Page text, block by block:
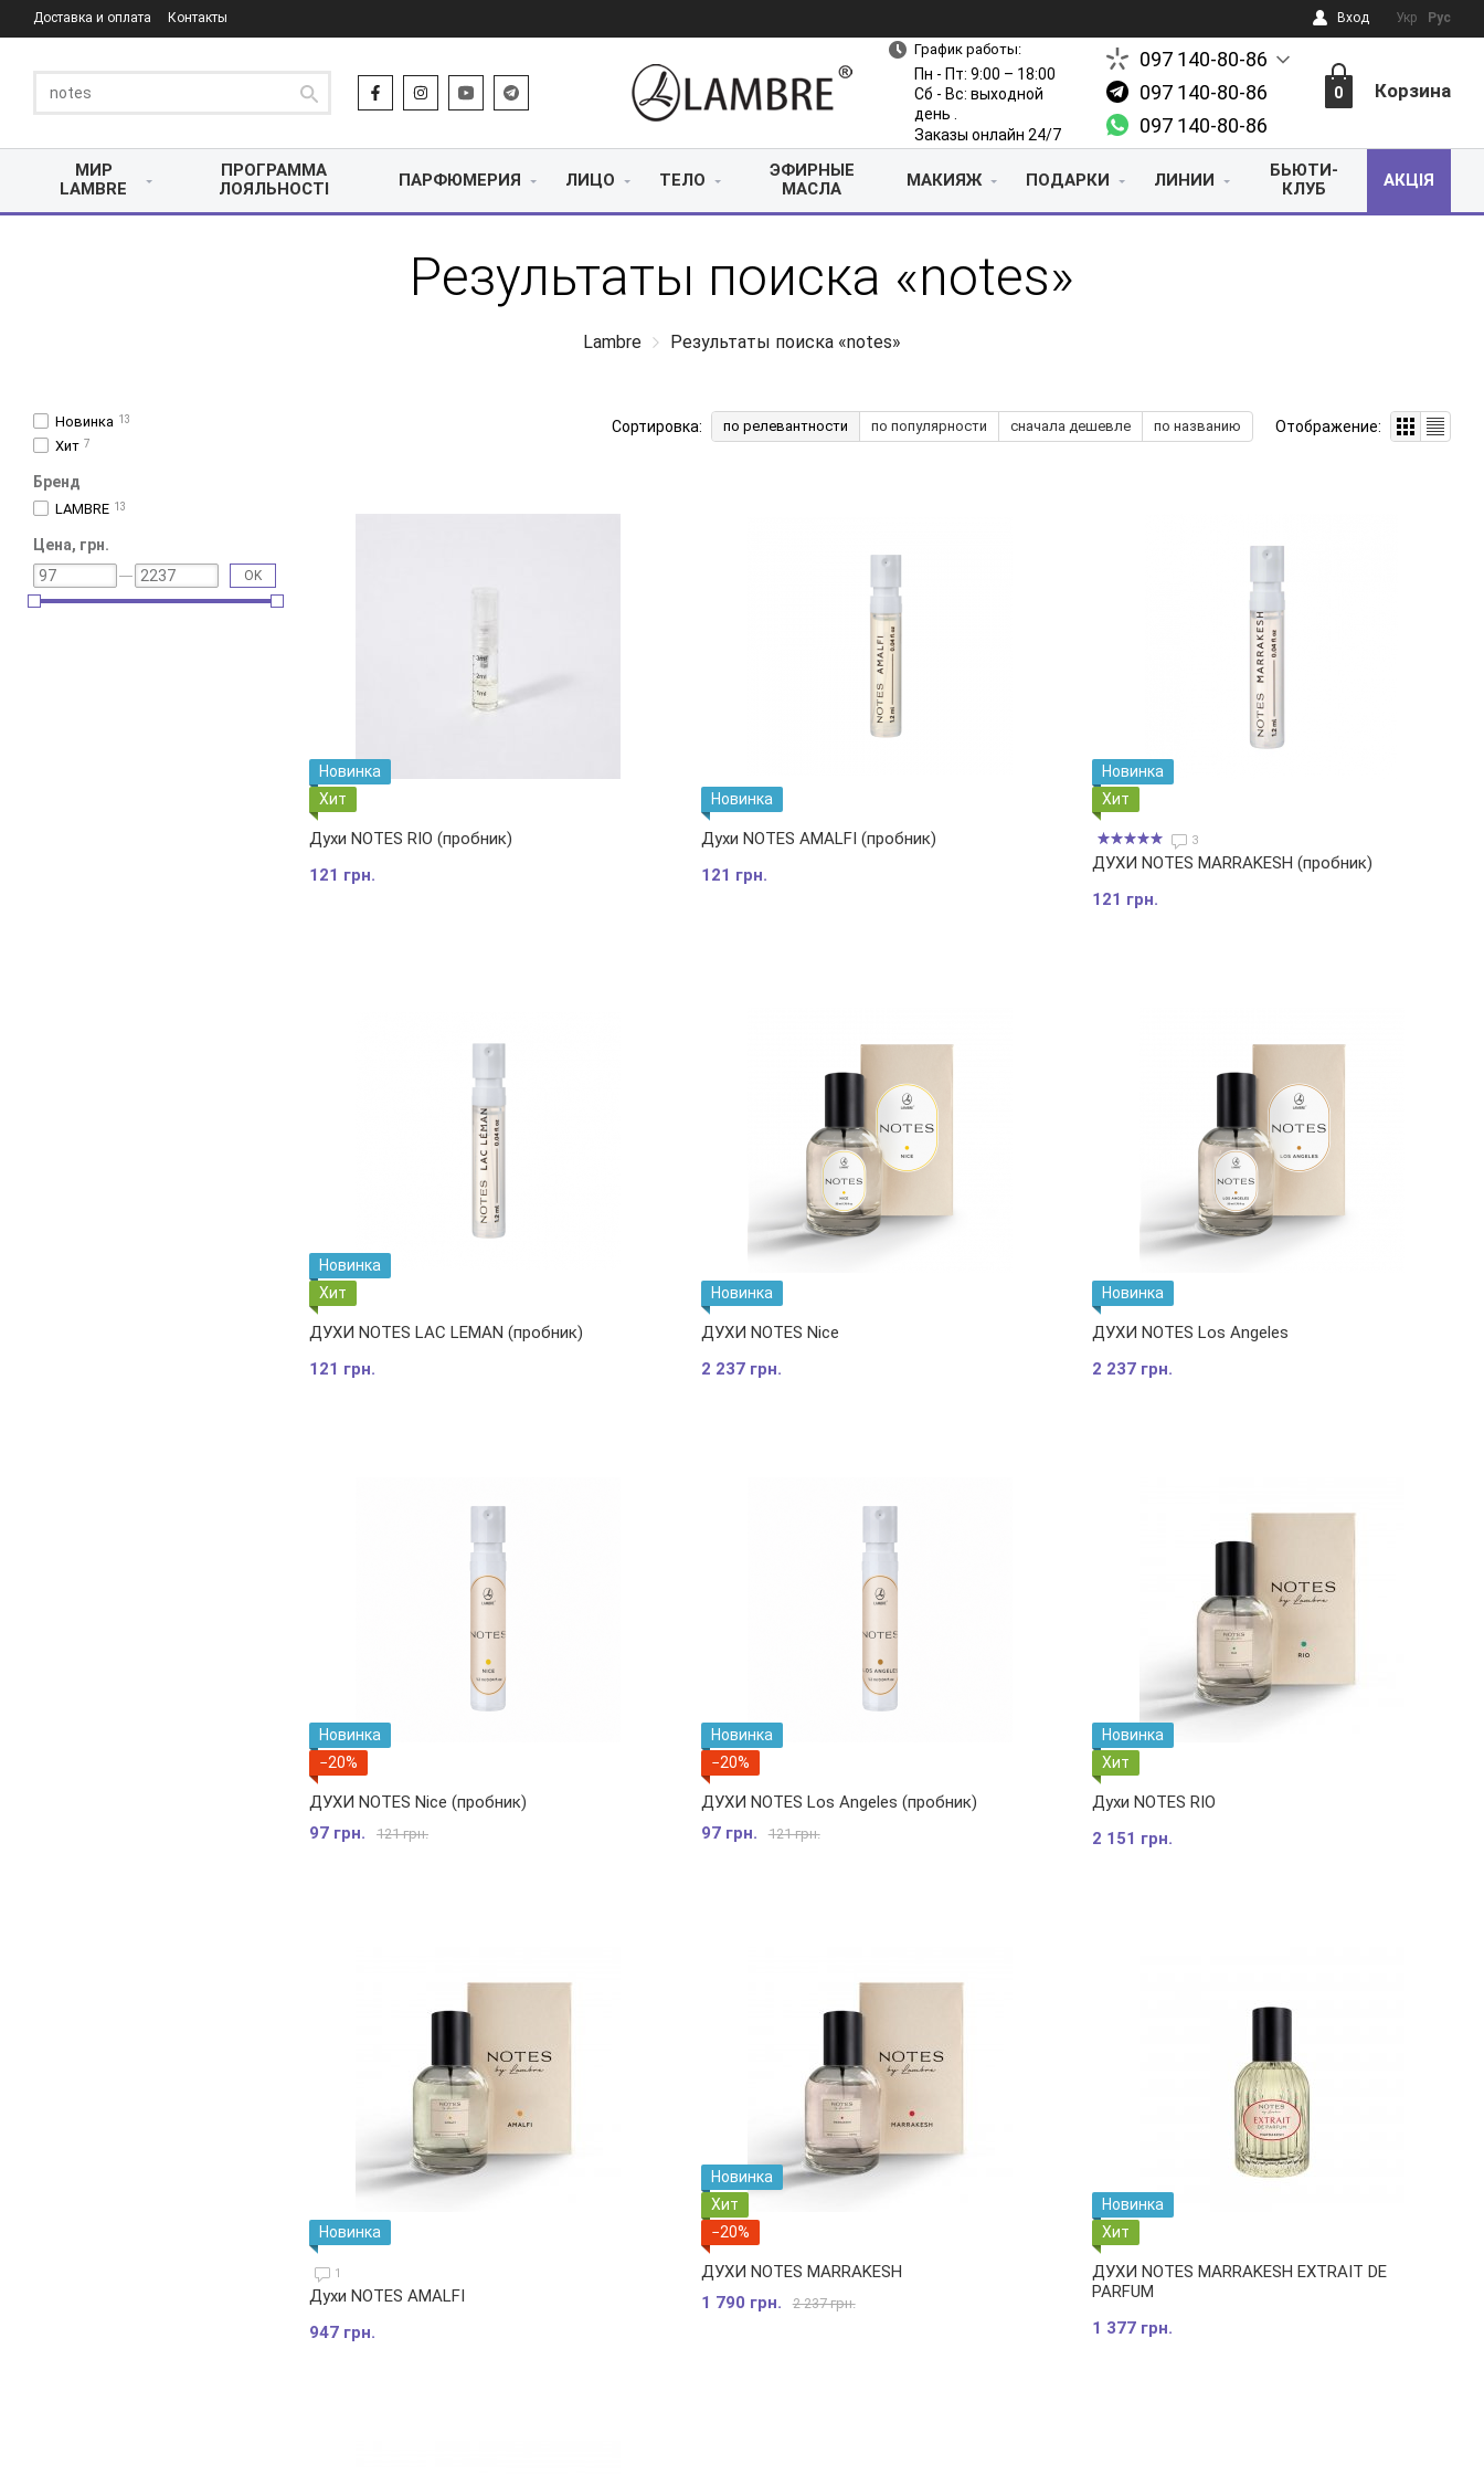
Доставка и оплата Контакты Вход Укр Рус
График работы:
Пн - Пт: 9:00 – 18:00
Сб - Вс: выходной
день .
Заказы онлайн 24/7
097 140-80-86
097 140-80-86
097 140-80-86
0 Корзина
МИР
LAMBRE
ПРОГРАММА
ЛОЯЛЬНОСТІ
ПАРФЮМЕРИЯ ЛИЦО ТЕЛО
ЭФИРНЫЕ
МАСЛА
МАКИЯЖ ПОДАРКИ ЛИНИИ
БЬЮТИ-
КЛУБ
АКЦІЯ
Результаты поиска «notes»
Lambre Результаты поиска «notes»
Сортировка: по релевантности по популярности сначала дешевле по названию Отображение:
Новинка
Хит
Духи NOTES RIO (пробник)
121 грн.
Новинка
Духи NOTES AMALFI (пробник)
121 грн.
Новинка
Хит
3
ДУХИ NOTES MARRAKESH (пробник)
121 грн.
Новинка
Хит
ДУХИ NOTES LAC LEMAN (пробник)
121 грн.
Новинка
ДУХИ NOTES Nice
2 237 грн.
Новинка
ДУХИ NOTES Los Angeles
2 237 грн.
Новинка
−20%
ДУХИ NOTES Nice (пробник)
121 грн.
97 грн.
Новинка
−20%
ДУХИ NOTES Los Angeles (пробник)
121 грн.
97 грн.
Новинка
Хит
Духи NOTES RIO
2 151 грн.
Новинка
1
Духи NOTES AMALFI
947 грн.
Новинка
Хит
−20%
ДУХИ NOTES MARRAKESH
2 237 грн.
1 790 грн.
Новинка
Хит
ДУХИ NOTES MARRAKESH EXTRAIT DE
PARFUM
1 377 грн.
Новинка 13
Хит 7
Бренд
LAMBRE 13
Цена, грн.
OK